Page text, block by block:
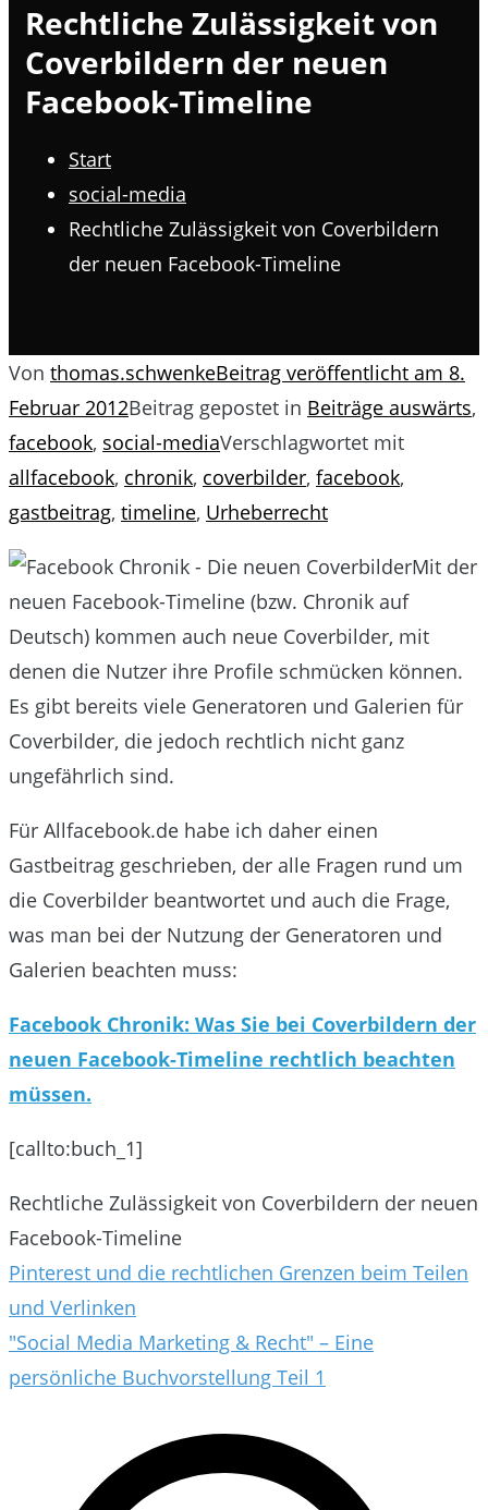
Rechtliche Zulässigkeit von
Coverbildern der neuen
Facebook-Timeline
Start
social-media
Rechtliche Zulässigkeit von Coverbildern
der neuen Facebook-Timeline
Von thomas.schwenkeBeitrag veröffentlicht am 8.
Februar 2012Beitrag gepostet in Beiträge auswärts,
facebook, social-mediaVerschlagwortet mit
allfacebook, chronik, coverbilder, facebook,
gastbeitrag, timeline, Urheberrecht
Mit der
neuen Facebook-Timeline (bzw. Chronik auf
Deutsch) kommen auch neue Coverbilder, mit
denen die Nutzer ihre Profile schmücken können.
Es gibt bereits viele Generatoren und Galerien für
Coverbilder, die jedoch rechtlich nicht ganz
ungefährlich sind.
Für Allfacebook.de habe ich daher einen
Gastbeitrag geschrieben, der alle Fragen rund um
die Coverbilder beantwortet und auch die Frage,
was man bei der Nutzung der Generatoren und
Galerien beachten muss:
Facebook Chronik: Was Sie bei Coverbildern der
neuen Facebook-Timeline rechtlich beachten
müssen.
[callto:buch_1]
Rechtliche Zulässigkeit von Coverbildern der neuen
Facebook-Timeline
Beitragsnavigation
Pinterest und die rechtlichen Grenzen beim Teilen
und Verlinken
"Social Media Marketing & Recht" – Eine
persönliche Buchvorstellung Teil 1